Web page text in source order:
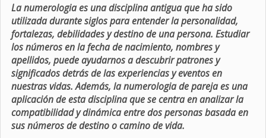
La numerologia es una disciplina antigua que ha sido
utilizada durante siglos para entender la personalidad,
fortalezas, debilidades y destino de una persona. Estudiar
los números en la fecha de nacimiento, nombres y
apellidos, puede ayudarnos a descubrir patrones y
significados detrás de las experiencias y eventos en
nuestras vidas. Además, la numerologia de pareja es una
aplicación de esta disciplina que se centra en analizar la
compatibilidad y dinámica entre dos personas basada en
sus números de destino o camino de vida.